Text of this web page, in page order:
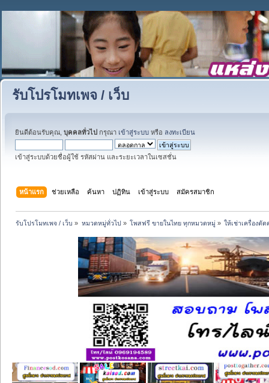
รับโปรโมทเพจ / เว็บ
ยินดีต้อนรับคุณ, บุคคลทั่วไป กรุณา เข้าสู่ระบบ หรือ ลงทะเบียน
เข้าสู่ระบบด้วยชื่อผู้ใช้ รหัสผ่าน และระยะเวลาในเซสชั่น
หน้าแรก ช่วยเหลือ ค้นหา ปฏิทิน เข้าสู่ระบบ สมัครสมาชิก
รับโปรโมทเพจ / เว็บ » หมวดหมู่ทั่วไป» โพสฟรี ขายในไทย ทุกหมวดหมู่» ให้เช่าเครื่องตั